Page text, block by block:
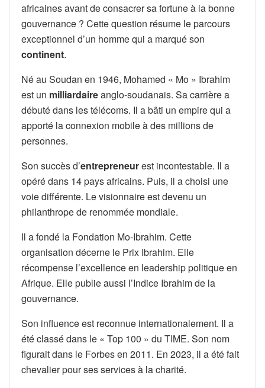
africaines avant de consacrer sa fortune à la bonne
gouvernance ? Cette question résume le parcours
exceptionnel d’un homme qui a marqué son
continent.
Né au Soudan en 1946, Mohamed « Mo » Ibrahim
est un milliardaireanglo-soudanais. Sa carrière a
débuté dans les télécoms. Il a bâti un empire qui a
apporté la connexion mobile à des millions de
personnes.
Son succès d’entrepreneurest incontestable. Il a
opéré dans 14 pays africains. Puis, il a choisi une
voie différente. Le visionnaire est devenu un
philanthrope de renommée mondiale.
Il a fondé la Fondation Mo-Ibrahim. Cette
organisation décerne le Prix Ibrahim. Elle
récompense l’excellence en leadership politique en
Afrique. Elle publie aussi l’Indice Ibrahim de la
gouvernance.
Son influence est reconnue internationalement. Il a
été classé dans le « Top 100 » du TIME. Son nom
figurait dans le Forbes en 2011. En 2023, il a été fait
chevalier pour ses services à la charité.